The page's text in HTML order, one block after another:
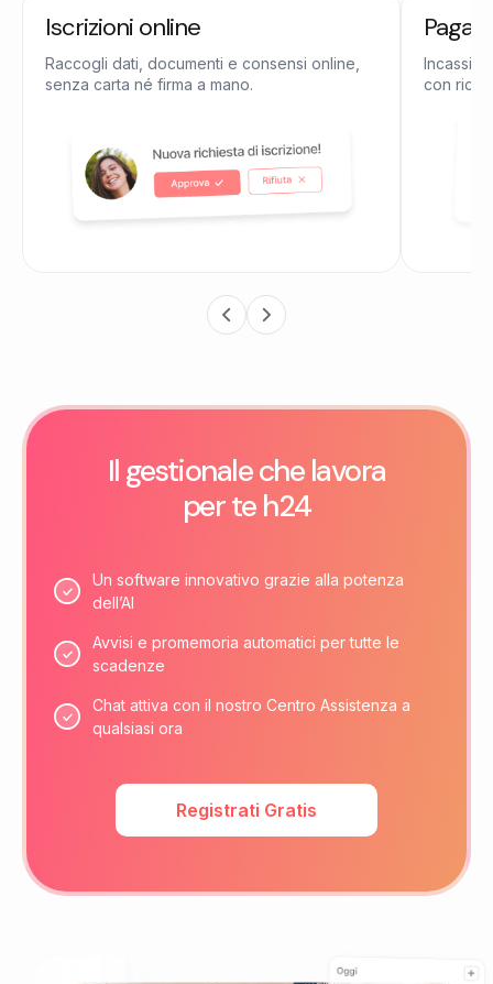
Iscrizioni online
Raccogli dati, documenti e consensi online,
senza carta né firma a mano.
Incassi
con
Il gestionale che lavora
per te h24
Un software innovativo grazie alla potenza
dell’AI
Avvisi e promemoria automatici per tutte le
scadenze
Chat attiva con il nostro Centro Assistenza a
qualsiasi ora
Registrati Gratis